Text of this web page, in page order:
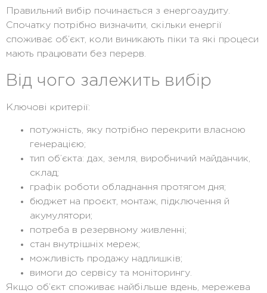
Правильний вибір починається з енергоаудиту.
Спочатку потрібно визначити, скільки енергії
споживає об’єкт, коли виникають піки та які процеси
мають працювати без перерв.
Від чого залежить вибір
Ключові критерії:
потужність, яку потрібно перекрити власною
генерацією;
тип об’єкта: дах, земля, виробничий майданчик,
склад;
графік роботи обладнання протягом дня;
бюджет на проєкт, монтаж, підключення й
акумулятори;
потреба в резервному живленні;
стан внутрішніх мереж;
можливість продажу надлишків;
вимоги до сервісу та моніторингу.
Якщо об’єкт споживає найбільше вдень, мережева